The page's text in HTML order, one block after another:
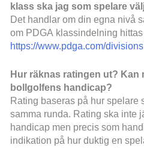
klass ska jag som spelare
Det handlar om din egna nivå
om PDGA klassindelning hittas
https://www.pdga.com/divisions
Hur räknas ratingen ut? Kan
bollgolfens handicap?
Rating baseras på hur spelare
samma runda. Rating ska inte
handicap men precis som
indikation på hur duktig en